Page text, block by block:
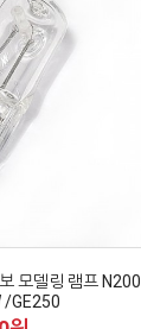
모델링 램프 N200
/GE250